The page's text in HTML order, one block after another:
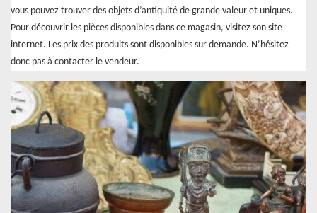
vous pouvez trouver des objets d’antiquité de grande valeur et uniques.
Pour découvrir les pièces disponibles dans ce magasin, visitez son site
internet. Les prix des produits sont disponibles sur demande. N’hésitez
donc pas à contacter le vendeur.